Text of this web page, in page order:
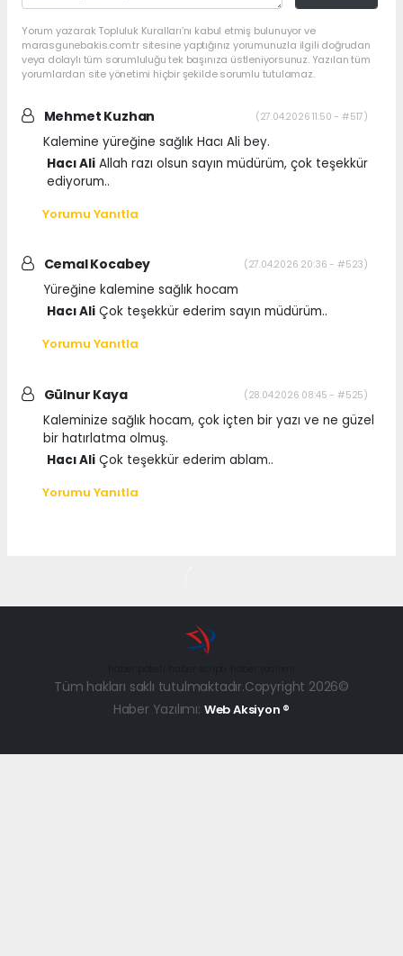
Yorum yazarak Topluluk Kuralları’nı kabul etmiş bulunuyor ve
marasgunebakis.com.tr sitesine yaptığınız yorumunuzla ilgili doğrudan
veya dolaylı tüm sorumluluğu tek başınıza üstleniyorsunuz. Yazılan tüm
yorumlardan site yönetimi hiçbir şekilde sorumlu tutulamaz.
Mehmet Kuzhan (27.04.2026 11:50 - #517)
Kalemine yüreğine sağlık Hacı Ali bey.
Hacı Ali Allah razı olsun sayın müdürüm, çok teşekkür
ediyorum..
Yorumu Yanıtla
Cemal Kocabey (27.04.2026 20:36 - #523)
Yüreğine kalemine sağlık hocam
Hacı Ali Çok teşekkür ederim sayın müdürüm..
Yorumu Yanıtla
Gülnur Kaya (28.04.2026 08:45 - #525)
Kaleminize sağlık hocam, çok içten bir yazı ve ne güzel
bir hatırlatma olmuş.
Hacı Ali Çok teşekkür ederim ablam..
Yorumu Yanıtla
Tüm hakları saklı tutulmaktadır.Copyright 2026©
Haber Yazılımı: Web Aksiyon ®